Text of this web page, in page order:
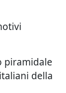
piramidale
della